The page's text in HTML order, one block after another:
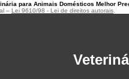
para Animais Domésticos Melhor
– Lei 9610/98 - Lei de direitos autorais.